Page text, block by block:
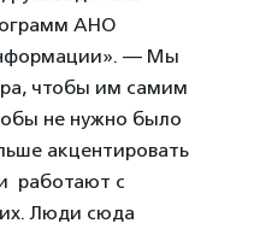
АНО
— Мы
чтобы им самим
не нужно было
акцентировать
работают с
Люди сюда